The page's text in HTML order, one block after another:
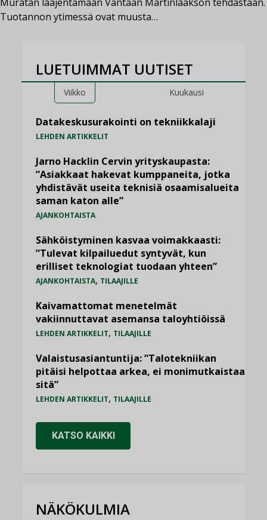
Tuotannon ytimessä ovat muusta…
LUETUIMMAT UUTISET
Viikko Kuukausi
Datakeskusurakointi on tekniikkalaji
LEHDEN ARTIKKELIT
Jarno Hacklin Cervin yrityskaupasta:
”Asiakkaat hakevat kumppaneita, jotka
yhdistävät useita teknisiä osaamisalueita
saman katon alle”
AJANKOHTAISTA
Sähköistyminen kasvaa voimakkaasti:
”Tulevat kilpailuedut syntyvät, kun
erilliset teknologiat tuodaan yhteen”
AJANKOHTAISTA, TILAAJILLE
Kaivamattomat menetelmät
vakiinnuttavat asemansa taloyhtiöissä
LEHDEN ARTIKKELIT, TILAAJILLE
Valaistusasiantuntija: ”Talotekniikan
pitäisi helpottaa arkea, ei monimutkaistaa
sitä”
LEHDEN ARTIKKELIT, TILAAJILLE
KATSO KAIKKI
NÄKÖKULMIA